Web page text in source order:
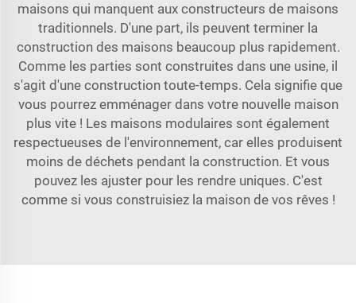
maisons qui manquent aux constructeurs de maisons
traditionnels. D'une part, ils peuvent terminer la
construction des maisons beaucoup plus rapidement.
Comme les parties sont construites dans une usine, il
s'agit d'une construction toute-temps. Cela signifie que
vous pourrez emménager dans votre nouvelle maison
plus vite ! Les maisons modulaires sont également
respectueuses de l'environnement, car elles produisent
moins de déchets pendant la construction. Et vous
pouvez les ajuster pour les rendre uniques. C'est
comme si vous construisiez la maison de vos rêves !